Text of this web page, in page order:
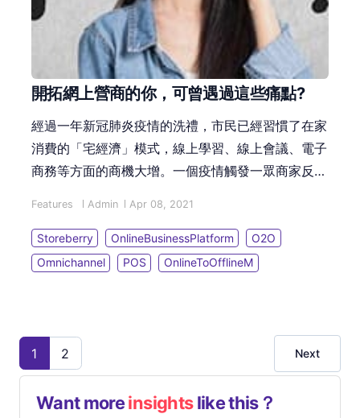
開拓網上營商的你，可曾遇過這些痛點?
經過一年新冠肺炎疫情的洗禮，市民已經習慣了在家
消費的「宅經濟」模式，線上學習、線上會議、電子
商務等方面的商機大增。一個疫情觸發一眾商家反思
況觸及商家痛點，必需積極拓展線上業務，轉危為
機。由過往著力線下實體店零售業務的商家，紛紛開
拓網上商店及社交媒體行銷，但步向數碼轉型的過程
Features Admin Apr 08, 2021
Storeberry OnlineBusinessPlatform
O2O
Omnichannel
POS OnlineToOfflineM
1 2 Next
Want moreinsightslike this？